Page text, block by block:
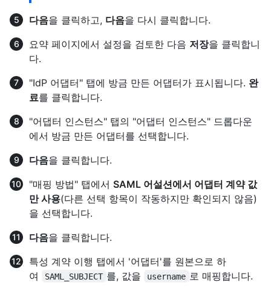
다음을 클릭하고, 다음을 다시 클릭합니다.
요약 페이지에서 설정을 검토한 다음 저장을 클릭합니
다.
"IdP 어댑터" 탭에 방금 만든 어댑터가 표시됩니다. 완
료를 클릭합니다.
"어댑터 인스턴스" 탭의 "어댑터 인스턴스" 드롭다운
에서 방금 만든 어댑터를 선택합니다.
다음을 클릭합니다.
"매핑 방법" 탭에서 SAML 어설션에서 어댑터 계약 값
만 사용(다른 선택 항목이 작동하지만 확인되지 않음)
을 선택합니다.
다음을 클릭합니다.
특성 계약 이행 탭에서 '어댑터'를 원본으로 하
여
SAML_SUBJECT 를, 값을 username 로 매핑합니다.